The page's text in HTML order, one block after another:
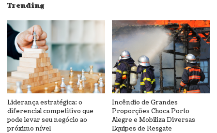
Trending
Liderança estratégica: o
diferencial competitivo que
pode levar seu negócio ao
próximo nível
Incêndio de Grandes
Proporções Choca Porto
Alegre e Mobiliza Diversas
Equipes de Resgate